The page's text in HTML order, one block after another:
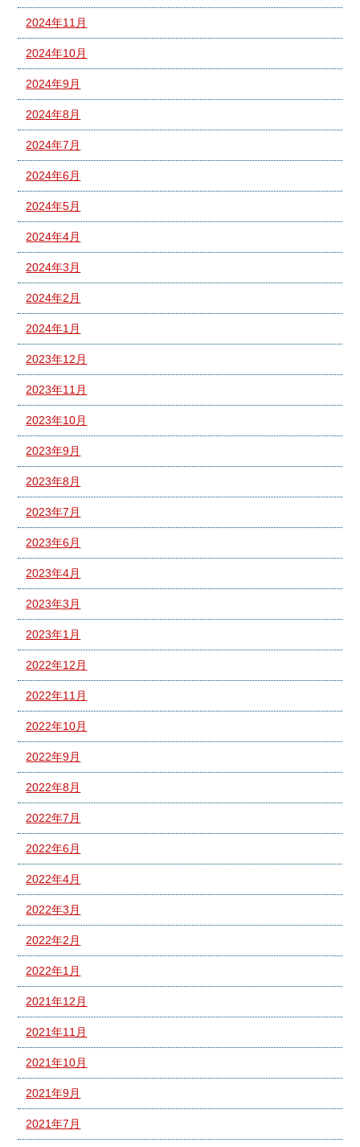
2024年11月
2024年10月
2024年9月
2024年8月
2024年7月
2024年6月
2024年5月
2024年4月
2024年3月
2024年2月
2024年1月
2023年12月
2023年11月
2023年10月
2023年9月
2023年8月
2023年7月
2023年6月
2023年4月
2023年3月
2023年1月
2022年12月
2022年11月
2022年10月
2022年9月
2022年8月
2022年7月
2022年6月
2022年4月
2022年3月
2022年2月
2022年1月
2021年12月
2021年11月
2021年10月
2021年9月
2021年7月